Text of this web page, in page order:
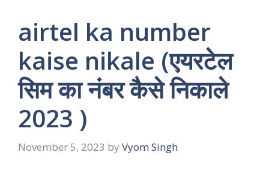
airtel ka number
kaise nikale (एयरटेल
सिम का नंबर कैसे निकाले
2023 )
November 5, 2023 by Vyom Singh